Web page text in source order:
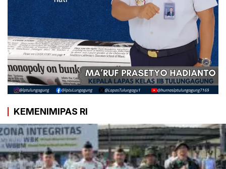
KEMENIMIPAS RI